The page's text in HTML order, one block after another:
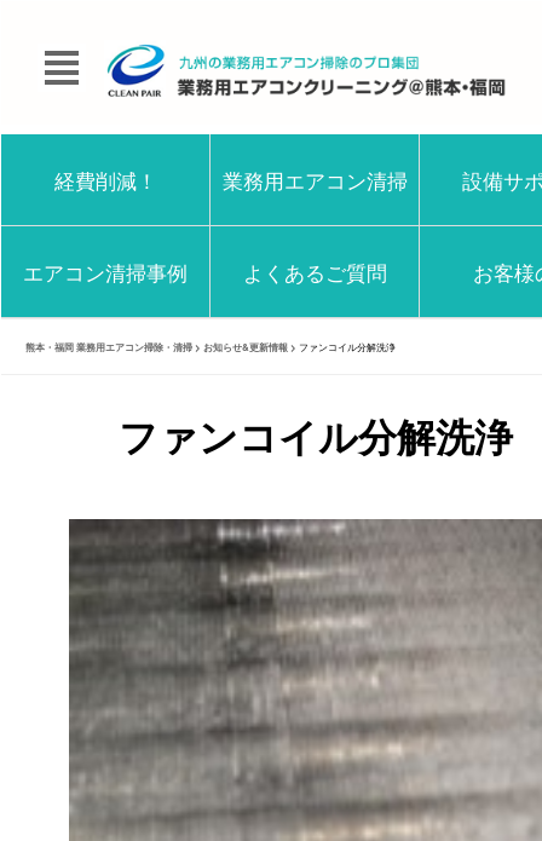
経費削減！ 業務用エアコン清掃 設備サ
エアコン清掃事例 よくあるご質問 お客様
熊本・福岡 業務用エアコン掃除・清掃 > お知らせ&更新情報 > ファンコイル分解洗浄
ファンコイル分解洗浄